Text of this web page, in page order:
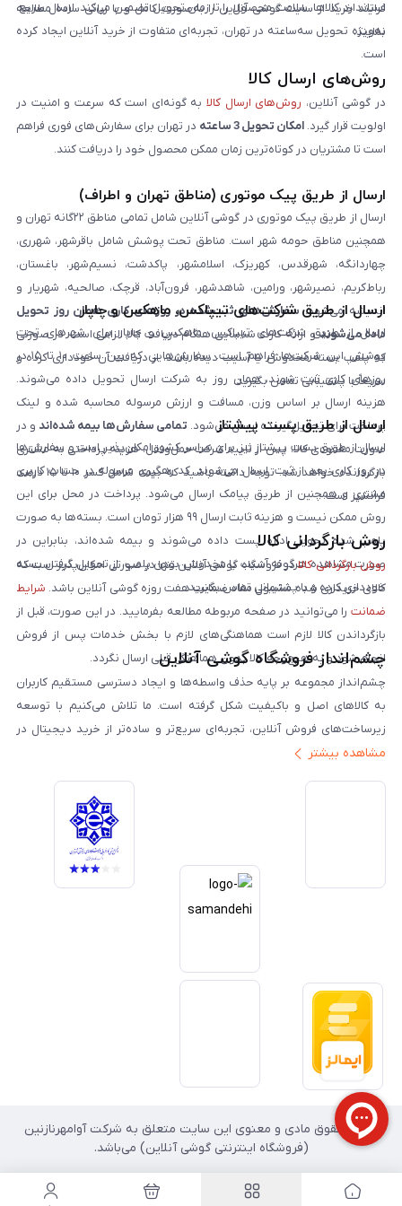
استاندارد کالاها، سلامت محصول را تا زمان تحویل تضمین می‌کند. ارسال سریع،
به‌ویژه تحویل سه‌ساعته در تهران، تجربه‌ای متفاوت از خرید آنلاین ایجاد کرده
است.
فرایند خرید از سایت گوشی آنلاین را به‌صورت کامل و با زبانی ساده مطالعه
نمایند.
روش‌های ارسال کالا
در گوشی آنلاین، روش‌های ارسال کالا به گونه‌ای است که سرعت و امنیت در
اولویت قرار گیرد. امکان تحویل 3 ساعته
در تهران برای سفارش‌های فوری فراهم
است تا مشتریان در کوتاه‌ترین زمان ممکن محصول خود را دریافت کنند.
ارسال از طریق پیک موتوری (مناطق تهران و اطراف)
ارسال از طریق پیک موتوری در گوشی آنلاین شامل تمامی مناطق ۲۲گانه تهران و
همچنین مناطق حومه شهر است. مناطق تحت پوشش شامل باقرشهر، شهرری،
چهاردانگه، شهرقدس، کهریزک، اسلامشهر، پاکدشت، نسیم‌شهر، باغستان،
رباط‌کریم، نصیرشهر، ورامین، شاهدشهر، فرون‌آباد، قرچک، صالحیه، شهریار و
اندیشه می‌شود. سفارش‌های ثبت‌شده در روزهای کاری همان روز تحویل
داده می‌شوندو ارائه کارت شناسایی هنگام دریافت کالا الزامی است. در صورتی
که پلمپ بسته مخدوش یا آسیب دیده باشد، از دریافت آن خودداری کرده و
سریعاً با پشتیبانی تماس بگیرید.
ارسال از طریق شرکت‌های تیپاکس، ماهکس و چاپار
ارسال از طریق شرکت‌های تیپاکس، ماهکس و چاپار برای شهرهای تحت
پوشش این شرکت‌ها فراهم است. سفارش‌هایی که بین ساعت ۱۰ تا ۱۵ در
روزهای کاری ثبت شوند، همان روز به شرکت ارسال تحویل داده می‌شوند.
هزینه ارسال بر اساس وزن، مسافت و ارزش مرسوله محاسبه شده و لینک
پرداخت برای تحویل‌گیرنده ارسال می‌شود. تمامی سفارش‌ها بیمه شده‌اند و در
صورت مفقودی کالا، پس از تایید شرکت حمل‌ونقل، هزینه پرداختی به مشتری
بازگردانده خواهد شد. توجه داشته باشید که بیمه شامل کسر ۱۰ تا ۱۵ درصد
فرانشیز است.
ارسال از طریق پست پیشتاز
ارسال از طریق پست پیشتاز نیز برای سراسر کشور امکان‌پذیر است و سفارش‌ها
در روز کاری بعد از ثبت، ارسال می‌شوند. کد رهگیری مرسوله در حساب کاربری
مشتری و همچنین از طریق پیامک ارسال می‌شود. پرداخت در محل برای این
روش ممکن نیست و هزینه ثابت ارسال ۹۹ هزار تومان است. بسته‌ها به صورت
پلمپ شده تحویل اداره پست داده می‌شوند و بیمه شده‌اند، بنابراین در
صورت مشاهده هرگونه آسیب یا مخدوش بودن پلمپ، از تحویل گرفتن بسته
خودداری کرده و با پشتیبانی تماس بگیرید.
روش بازگردانی کالا
روش بازگردانی کالادر فروشگاه گوشی آنلاین تنها در صورتی امکان‌پذیر است که
کالای خریداری شده مشمول مفاد ضمانت هفت روزه گوشی آنلاین باشد. شرایط
ضمانت را می‌توانید در صفحه مربوطه مطالعه بفرمایید. در این صورت، قبل از
بازگرداندن کالا لازم است هماهنگی‌های لازم با بخش خدمات پس از فروش
انجام شود و به هیچ‌وجه کالا بدون هماهنگی قبلی ارسال نگردد.
چشم‌انداز فروشگاه گوشی آنلاین
چشم‌انداز مجموعه بر پایه حذف واسطه‌ها و ایجاد دسترسی مستقیم کاربران
به کالاهای اصل و باکیفیت شکل گرفته است. ما تلاش می‌کنیم با توسعه
زیرساخت‌های فروش آنلاین، تجربه‌ای سریع‌تر و ساده‌تر از خرید دیجیتال در
ایران ارائه دهیم. تبدیل‌شدن به مرجعی قابل اعتماد برای خرید کالای دیجیتال،
خدمات و به‌روزرسانی مداوم محصولات، مسیر ما را روشن‌تر می‌کند. ما باور
داریم آینده بازار دیجیتال متعلق به کسب‌وکارهایی است که صداقت و شفافیت
را در اولویت قرار می‌دهند. گوشی آنلاین با تکیه بر تجربه و تخصص، با قدرت به
سمت تحقق این چشم‌انداز حرکت می‌کند.
مشاهده بیشتر
تمامی حقوق مادی و معنوی این سایت متعلق به شرکت آوامهرنازنین
(فروشگاه اینترنتی گوشی آنلاین) می‌باشد.